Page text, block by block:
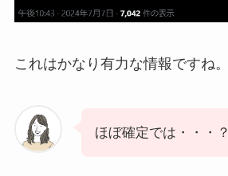
これはかなり有力な情報ですね。
ほぼ確定では・・・？